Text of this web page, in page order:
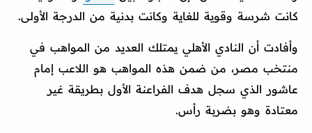
كانت شرسة وقوية للغاية وكانت بدنية من الدرجة الأولى.
وأفادت أن النادي الأهلي يمتلك العديد من المواهب في
منتخب مصر، من ضمن هذه المواهب هو اللاعب إمام
عاشور الذي سجل هدف الفراعنة الأول بطريقة غير
معتادة وهو بضربة رأس.